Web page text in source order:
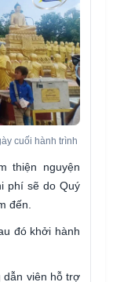
cuối hành trình
thiện nguyện
phí sẽ do Quý
đến.
đó khởi hành
viên hỗ trợ